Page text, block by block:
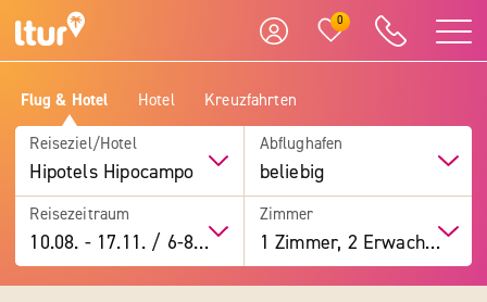
0
Flug & Hotel Hotel Kreuzfahrten
Reiseziel/Hotel
Hipotels Hipocampo
Abflughafen
beliebig
Reisezeitraum
10.08. -17.11. / 6-8 Tage
Zimmer
1 Zimmer, 2 Erwachsene